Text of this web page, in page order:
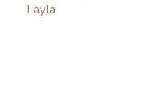
Layla